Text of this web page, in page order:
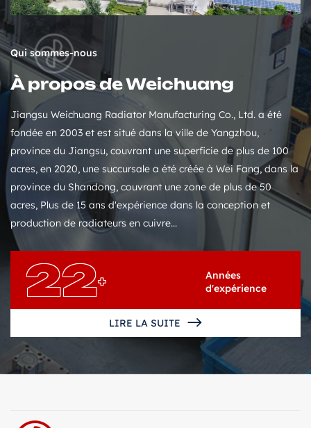
Qui sommes-nous
À propos de Weichuang
Jiangsu Weichuang Radiator Manufacturing Co., Ltd. a été
fondée en 2003 et est situé dans la ville de Yangzhou,
province du Jiangsu, couvrant une superficie de plus de 100
acres, en 2020, une succursale a été créée à Wei Fang, dans la
province du Shandong, couvrant une zone de plus de 50
acres, Plus de 15 ans d'expérience dans la conception et
production de radiateurs en cuivre...
22+
Années
d'expérience
LIRE LA SUITE